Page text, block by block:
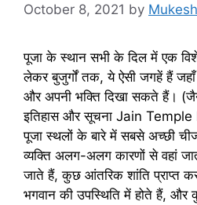
October 8, 2021 by Mukesh
पूजा के स्थान सभी के दिल में एक
लेकर बुजुर्गों तक, ये ऐसी जगहें हैं
और अपनी भक्ति दिखा सकते हैं।
इतिहास और सूचना Jain
पूजा स्थलों के बारे में सबसे अच्छी
व्यक्ति अलग-अलग कारणों से वहां
जाते हैं, कुछ आंतरिक शांति प्राप्त
भगवान की उपस्थिति में होते हैं, और